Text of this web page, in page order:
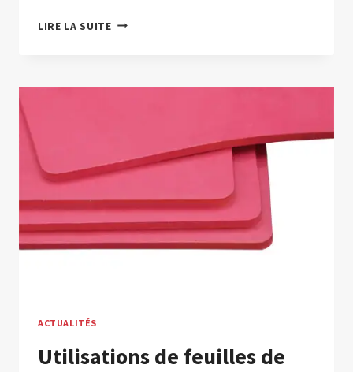
LIRE LA SUITEQU'EST-
LA
DÉCHIRURE
DES
DE
CAOUTCHOUC ?
ACTUALITÉS
Utilisations de feuilles de